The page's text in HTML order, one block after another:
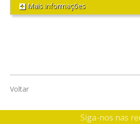
Mais informações
Voltar
Siga-nos nas